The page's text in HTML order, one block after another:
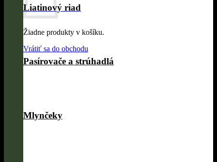
Žiadne produkty v košíku.
Vrátiť sa do obchodu
Liatinový riad
Pasírovače a strúhadlá
Mlynčeky